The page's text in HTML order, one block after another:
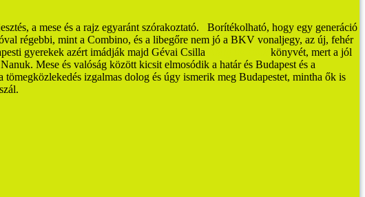
a mese és a rajz egyaránt szórakoztató.
Borítékolható, hogy egy generáció
régebbi, mint a Combino, és a libegőre nem jó a BKV vonaljegy, az új, fehér
gyerekek azért imádják majd Gévai Csilla
könyvét, mert a jól
Mese és valóság között kicsit elmosódik a határ és Budapest és a
izgalmas dolog és úgy ismerik meg Budapestet, mintha ők is